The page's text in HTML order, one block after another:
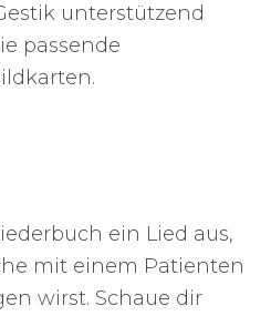
unterstützend
passende
ein Lied aus,
mit einem Patienten
wirst. Schaue dir